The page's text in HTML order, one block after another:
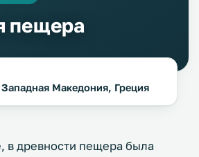
пещера
Македония, Греция
в древности пещера была